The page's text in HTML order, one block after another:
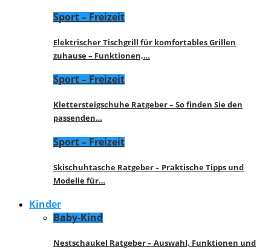
Sport – Freizeit
Elektrischer Tischgrill für komfortables Grillen
zuhause – Funktionen,…
Sport – Freizeit
Klettersteigschuhe Ratgeber – So finden Sie den
passenden…
Sport – Freizeit
Skischuhtasche Ratgeber – Praktische Tipps und
Modelle für…
Kinder
Baby-Kind
Nestschaukel Ratgeber – Auswahl, Funktionen und